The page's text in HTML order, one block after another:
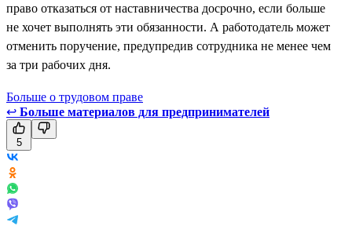
право отказаться от наставничества досрочно, если больше
не хочет выполнять эти обязанности. А работодатель может
отменить поручение, предупредив сотрудника не менее чем
за три рабочих дня.
Больше о трудовом праве
↩ Больше материалов для предпринимателей
5